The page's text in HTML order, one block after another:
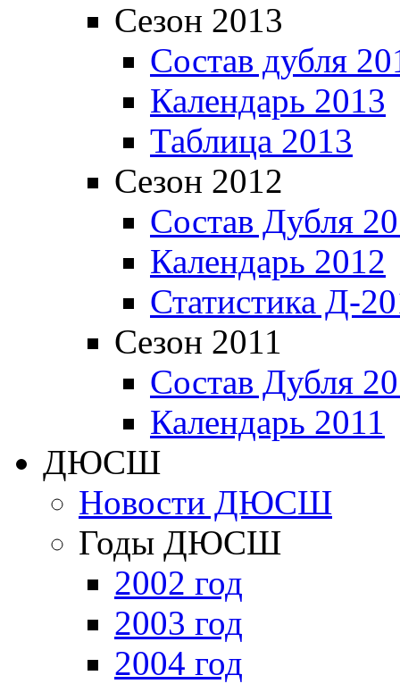
Сезон 2013
Состав дубля
Календарь 2013
Таблица 2013
Сезон 2012
Состав Дубля
Календарь 2012
Статистика Д-
Сезон 2011
Состав Дубля
Календарь 2011
ДЮСШ
Новости ДЮСШ
Годы ДЮСШ
2002 год
2003 год
2004 год